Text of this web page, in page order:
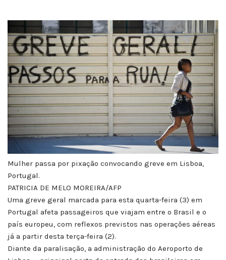
Mulher passa por pixação convocando greve em Lisboa,
Portugal.
PATRICIA DE MELO MOREIRA/AFP
Uma greve geral marcada para esta quarta-feira (3) em
Portugal afeta passageiros que viajam entre o Brasil e o
país europeu, com reflexos previstos nas operações aéreas
já a partir desta terça-feira (2).
Diante da paralisação, a administração do Aeroporto de